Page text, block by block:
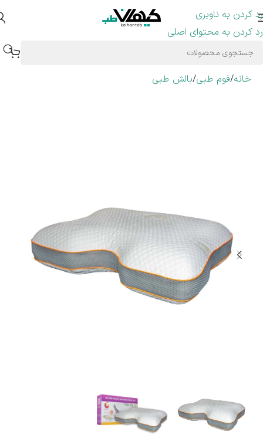
رد کردن به ناوبری
رد کردن به محتوای اصلی
خانه/فوم طبی/بالش طبی